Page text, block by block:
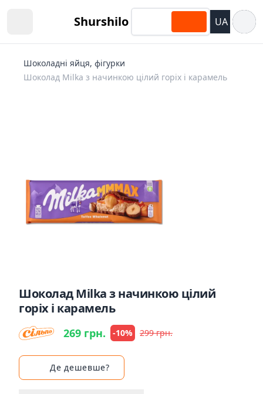
Shurshilo UA
Шоколадні яйця, фігурки
Шоколад Milka з начинкою цілий горіх і карамель
Шоколад Milka з начинкою цілий
горіх і карамель
269 грн. -10% 299 грн.
Де дешевше?